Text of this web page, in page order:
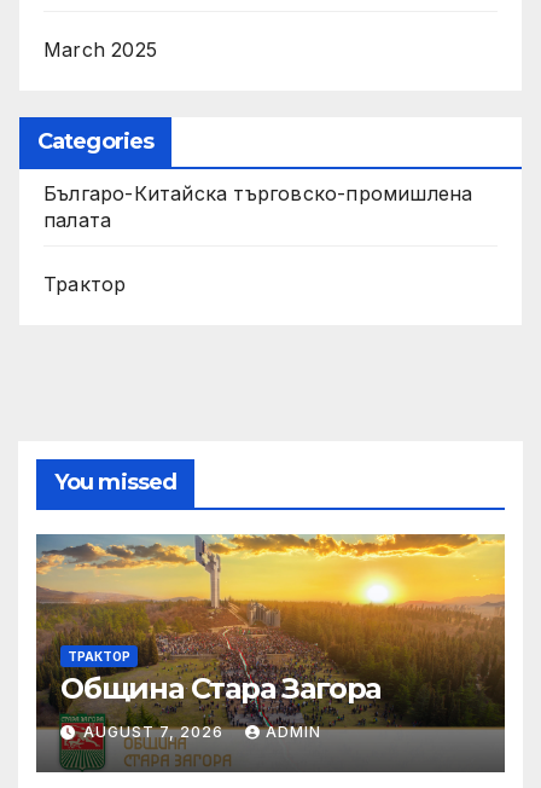
March 2025
Categories
Българо-Китайска търговско-промишлена
палата
Трактор
You missed
ТРАКТОР
Община Стара Загора
AUGUST 7, 2026 ADMIN